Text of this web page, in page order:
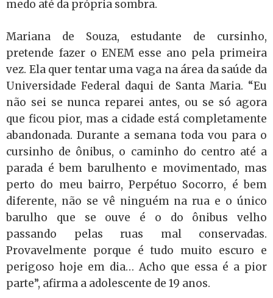
medo até da própria sombra.
Mariana de Souza, estudante de cursinho,
pretende fazer o ENEM esse ano pela primeira
vez. Ela quer tentar uma vaga na área da saúde da
Universidade Federal daqui de Santa Maria. “Eu
não sei se nunca reparei antes, ou se só agora
que ficou pior, mas a cidade está completamente
abandonada. Durante a semana toda vou para o
cursinho de ônibus, o caminho do centro até a
parada é bem barulhento e movimentado, mas
perto do meu bairro, Perpétuo Socorro, é bem
diferente, não se vê ninguém na rua e o único
barulho que se ouve é o do ônibus velho
passando pelas ruas mal conservadas.
Provavelmente porque é tudo muito escuro e
perigoso hoje em dia… Acho que essa é a pior
parte”, afirma a adolescente de 19 anos.